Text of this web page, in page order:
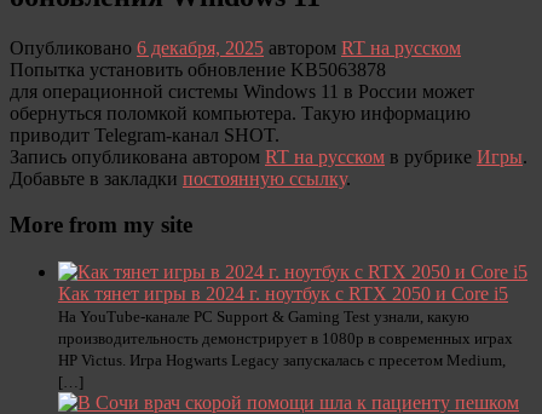
Опубликовано 6 декабря, 2025 автором RT на русском
Попытка установить обновление KB5063878
для операционной системы Windows 11 в России может
обернуться поломкой компьютера. Такую информацию
приводит Telegram-канал SHOT.
Запись опубликована автором RT на русском в рубрике Игры.
Добавьте в закладки постоянную ссылку.
More from my site
Как тянет игры в 2024 г. ноутбук с RTX 2050 и Core i5
На YouTube-канале PC Support & Gaming Test узнали, какую
производительность демонстрирует в 1080p в современных играх
HP Victus. Игра Hogwarts Legacy запускалась с пресетом Medium,
[…]